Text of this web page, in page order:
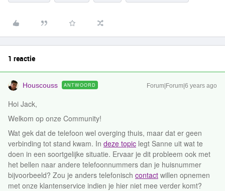
1 reactie
Houscouss ANTWOORD Forum|Forum|6 years ago
Hoi Jack,
Welkom op onze Community!
Wat gek dat de telefoon wel overging thuis, maar dat er geen
verbinding tot stand kwam. In deze topic legt Sanne uit wat te
doen in een soortgelijke situatie. Ervaar je dit probleem ook met
het bellen naar andere telefoonnummers dan je huisnummer
bijvoorbeeld? Zou je anders telefonisch contact willen opnemen
met onze klantenservice indien je hier niet mee verder komt?